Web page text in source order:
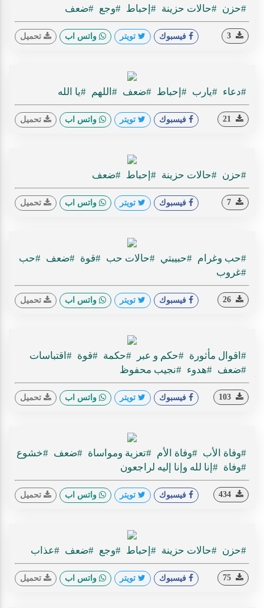
#حزن #حالات حزينة #إحباط #وجع #ضعف
فيسبوك تويتر واتس اب تحميل
#دعاء #يارب #إحباط #ضعف #اللهم #يا الله
فيسبوك تويتر واتس اب تحميل
#حزن #حالات حزينة #إحباط #ضعف
فيسبوك تويتر واتس اب تحميل
#حب وغرام #حبيبتي #حالات حب #قوة #ضعف #حب
#غروب
فيسبوك تويتر واتس اب تحميل
#اقوال مأثورة #حكم و عبر #حكمة #قوة #اقتباسات
#ضعف #هدوء #نجيب محفوظ
فيسبوك تويتر واتس اب تحميل
#وفاة الأب #وفاة الأم #تعزية ومواساة #ضعف #خشوع
#وفاة #إنا لله وإنا إليه لراجعون
فيسبوك تويتر واتس اب تحميل
#حزن #حالات حزينة #إحباط #وجع #ضعف #عذاب
فيسبوك تويتر واتس اب تحميل